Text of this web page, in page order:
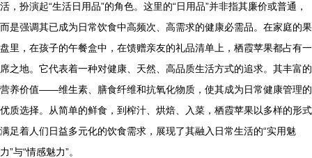
活，扮演起“生活日用品”的角色。这里的“日用品”并非指其廉价或普通，
而是强调其已成为日常饮食中高频次、高需求的健康必需品。在家庭的果
盘里，在孩子的午餐盒中，在馈赠亲友的礼品清单上，栖霞苹果都占有一
席之地。它代表着一种对健康、天然、高品质生活方式的追求。其丰富的
营养价值——维生素、膳食纤维和抗氧化物质，使其成为日常健康管理的
优质选择。从简单的鲜食，到榨汁、烘焙、入菜，栖霞苹果以多样的形式
满足着人们日益多元化的饮食需求，展现了其融入日常生活的“实用魅
力”与“情感魅力”。